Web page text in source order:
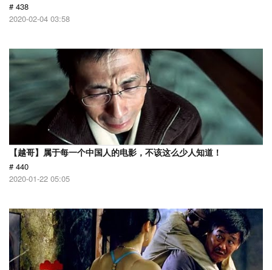
# 438
2020-02-04 03:58
【越哥】属于每一个中国人的电影，不该这么少人知道！
# 440
2020-01-22 05:05